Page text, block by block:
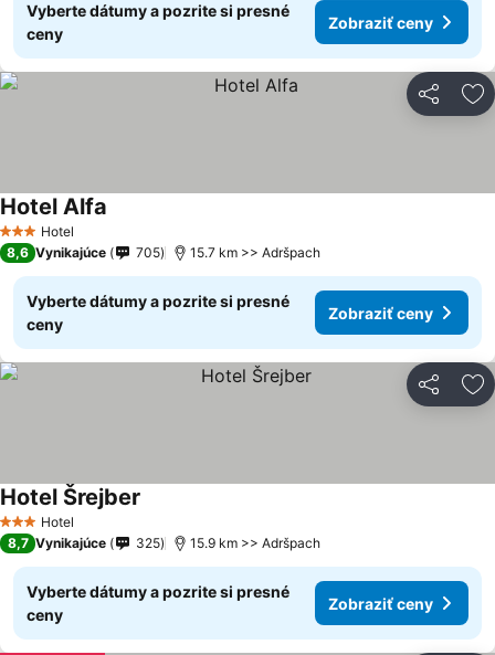
Vyberte dátumy a pozrite si presné
ceny
Zobraziť ceny
Zdieľať
3 Počet hviezdičiek
Hotel
Hotel Alfa
8,6 Vynikajúce 705 15.7 km >> Adršpach
Vyberte dátumy a pozrite si presné
ceny
Zobraziť ceny
Zdieľať
3 Počet hviezdičiek
Hotel
Hotel Šrejber
8,7 Vynikajúce 325 15.9 km >> Adršpach
Vyberte dátumy a pozrite si presné
ceny
Zobraziť ceny